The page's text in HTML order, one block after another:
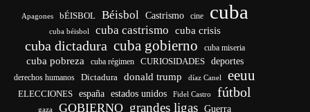
Apagones bÉISBOL Béisbol Castrismo cine cuba
cuba béisbol cuba castrismo cuba crisis
cuba dictadura cuba gobierno cuba miseria
cuba pobreza cuba régimen CURIOSIDADES deportes
derechos humanos Dictadura donald trump díaz Canel eeuu
ELECCIONES españa estados unidos Fidel Castro fútbol
gaza GOBIERNO grandes ligas Guerra